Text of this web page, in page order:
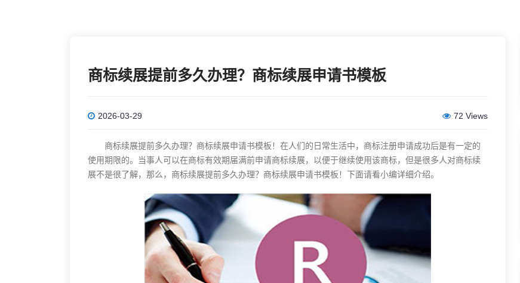
商标续展提前多久办理？商标续展申请书模板
2026-03-29 72 Views
商标续展提前多久办理？商标续展申请书模板！在人们的日常生活中， 商标注册申请成功后是有一定的
使用期限的。当事人可以在商标有效期届满前申请商标续展，以便于继续使用该商标，但是很多人对商标续
展不是很了解，那么，商标续展提前多久办理？商标续展申请书模板！下面请看小编详细介绍。